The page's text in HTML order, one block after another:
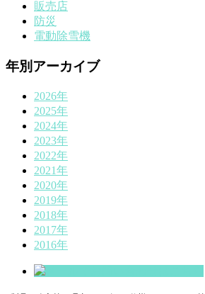
販売店
防災
電動除雪機
年別アーカイブ
2026年
2025年
2024年
2023年
2022年
2021年
2020年
2019年
2018年
2017年
2016年